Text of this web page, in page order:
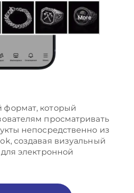
который
просматривать
непосредственно из
создавая визуальный
для электронной